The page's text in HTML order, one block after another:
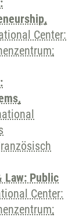
Center:
Law: Public
Center: